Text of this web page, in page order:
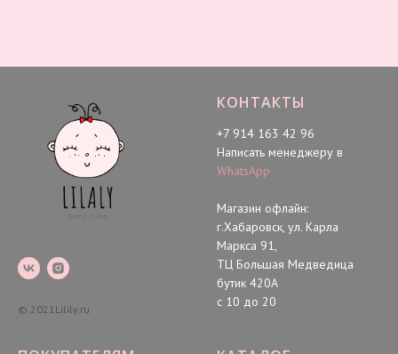
© 2021Lilily.ru
КОНТАКТЫ
+7 914 163 42 96
Написать менеджеру в
WhatsApp
Магазин офлайн:
г.Хабаровск, ул. Карла
Маркса 91,
ТЦ Большая Медведица
бутик 420А
с 10 до 20